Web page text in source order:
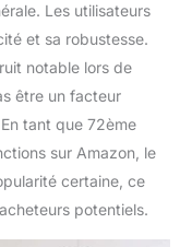
Les utilisateurs
et sa robustesse.
notable lors de
être un facteur
tant que 72ème
sur Amazon, le
certaine, ce
potentiels.